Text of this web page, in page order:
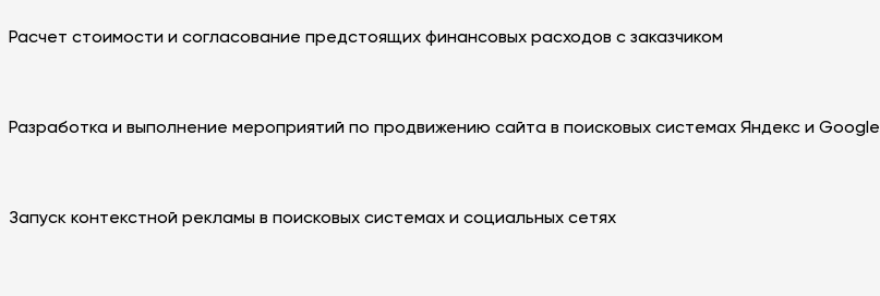
Расчет стоимости и согласование предстоящих финансовых расходов с заказчиком
Разработка и выполнение мероприятий по продвижению сайта в поисковых системах Яндекс и Google
Запуск контекстной рекламы в поисковых системах и социальных сетях